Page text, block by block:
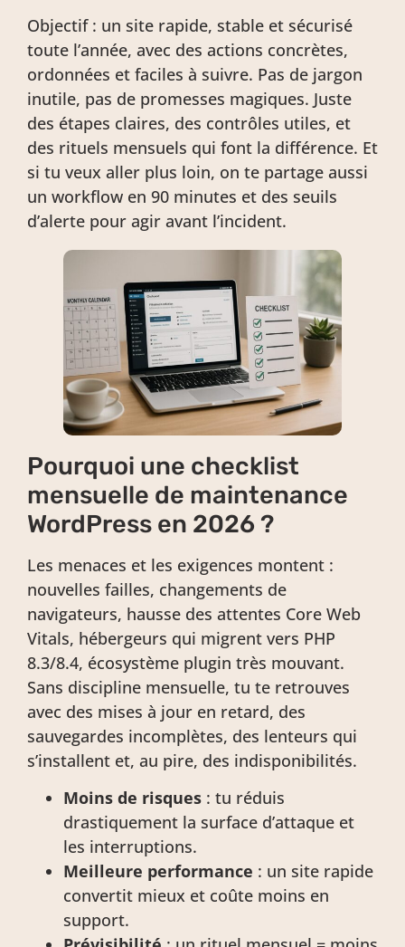
Objectif : un site rapide, stable et sécurisé
toute l’année, avec des actions concrètes,
ordonnées et faciles à suivre. Pas de jargon
inutile, pas de promesses magiques. Juste
des étapes claires, des contrôles utiles, et
des rituels mensuels qui font la différence. Et
si tu veux aller plus loin, on te partage aussi
un workflow en 90 minutes et des seuils
d’alerte pour agir avant l’incident.
Pourquoi une checklist
mensuelle de maintenance
WordPress en 2026 ?
Les menaces et les exigences montent :
nouvelles failles, changements de
navigateurs, hausse des attentes Core Web
Vitals, hébergeurs qui migrent vers PHP
8.3/8.4, écosystème plugin très mouvant.
Sans discipline mensuelle, tu te retrouves
avec des mises à jour en retard, des
sauvegardes incomplètes, des lenteurs qui
s’installent et, au pire, des indisponibilités.
Moins de risques : tu réduis
drastiquement la surface d’attaque et
les interruptions.
Meilleure performance : un site rapide
convertit mieux et coûte moins en
support.